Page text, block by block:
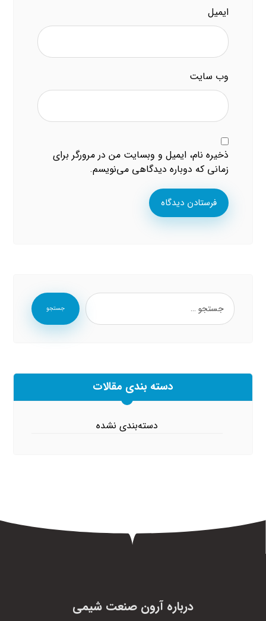
ایمیل
وب‌ سایت
ذخیره نام، ایمیل و وبسایت من در مرورگر برای
زمانی که دوباره دیدگاهی می‌نویسم.
فرستادن دیدگاه
جستجو
دسته بندی مقالات
دسته‌بندی نشده
درباره آرون صنعت شیمی